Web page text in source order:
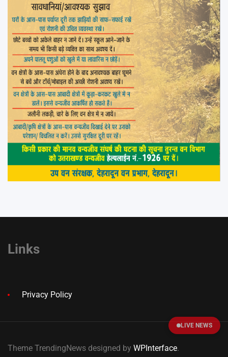
Links
Privacy Policy
Theme TrendingNews designed by WPInterface.
LIVE NEWS